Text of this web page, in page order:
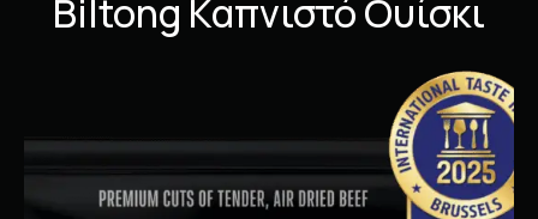
Biltong Καπνιστό Ουίσκι